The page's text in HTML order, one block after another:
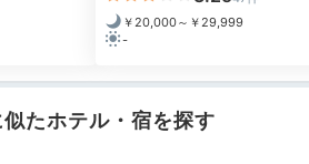
￥20,000～￥29,999
-
たホテル・宿を探す